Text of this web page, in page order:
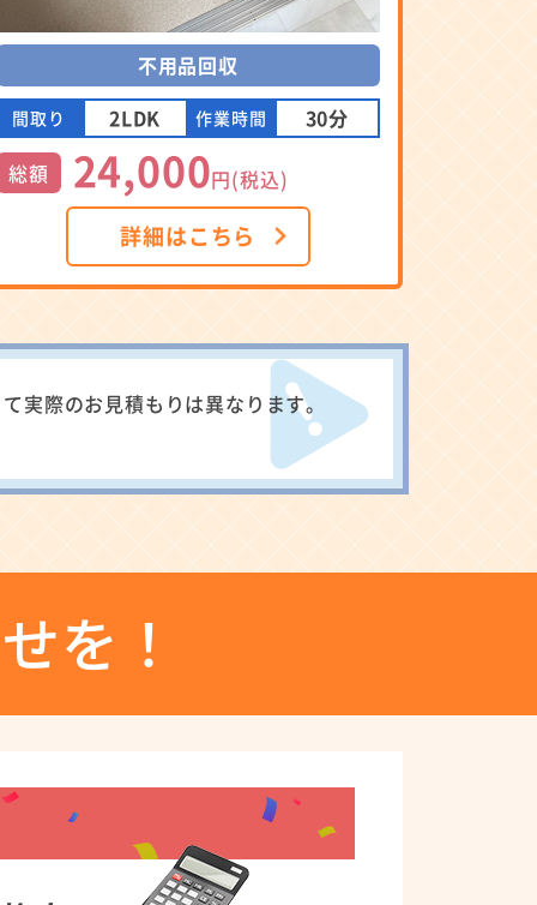
不用品回収
間取り 2LDK 作業時間
30分
総額
24,000円(税込)
詳細はこちら
際のお見積もりは異なります。
を！